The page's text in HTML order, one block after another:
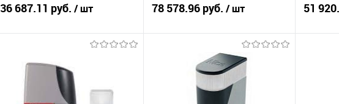
36 687.11 руб. / шт
Купить в 1 клик
К сравнению
шт, приемник OXIBD
78 578.96 руб. / шт
В корзину
Купить в 1 клик
шт,
51